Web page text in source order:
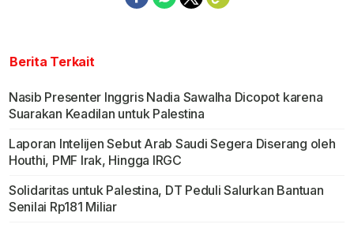
Berita Terkait
Nasib Presenter Inggris Nadia Sawalha Dicopot karena
Suarakan Keadilan untuk Palestina
Laporan Intelijen Sebut Arab Saudi Segera Diserang oleh
Houthi, PMF Irak, Hingga IRGC
Solidaritas untuk Palestina, DT Peduli Salurkan Bantuan
Senilai Rp181 Miliar